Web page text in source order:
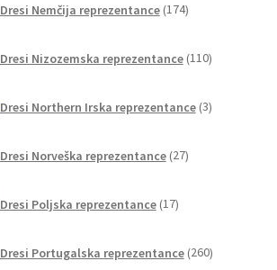
Dresi Nemčija reprezentance 174izdelkov
Dresi Nizozemska reprezentance 110izdelkov
Dresi Northern Irska reprezentance 3izdelki
Dresi Norveška reprezentance 27izdelkov
Dresi Poljska reprezentance 17izdelkov
Dresi Portugalska reprezentance 260izdelkov